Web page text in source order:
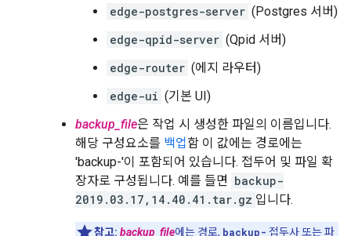
edge-postgres-server (Postgres 서버)
edge-qpid-server (Qpid 서버)
edge-router (에지 라우터)
edge-ui (기본 UI)
backup_file은 작업 시 생성한 파일의 이름입니다.
해당 구성요소를 백업함 이 값에는 경로에는
'backup-'이 포함되어 있습니다. 접두어 및 파일 확
장자로 구성됩니다. 예를 들면 backup-
2019.03.17,14.40.41.tar.gz 입니다.
참고: backup_file에는 경로, backup- 접두사 또는 파